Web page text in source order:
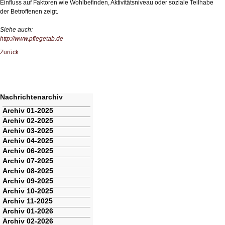
Einfluss auf Faktoren wie Wohlbefinden, Aktivitätsniveau oder soziale Teilhabe
der Betroffenen zeigt.
Siehe auch:
http://www.pflegetab.de
Zurück
Nachrichtenarchiv
Navigation
überspringen
Archiv 01-2025
Archiv 02-2025
Archiv 03-2025
Archiv 04-2025
Archiv 06-2025
Archiv 07-2025
Archiv 08-2025
Archiv 09-2025
Archiv 10-2025
Archiv 11-2025
Archiv 01-2026
Archiv 02-2026